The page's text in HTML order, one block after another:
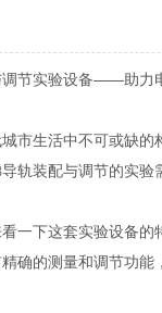
调节实验设备——助力
市生活中不可或缺
轨装配与调节的实验
一下这套实验设备
确的测量和调节功能